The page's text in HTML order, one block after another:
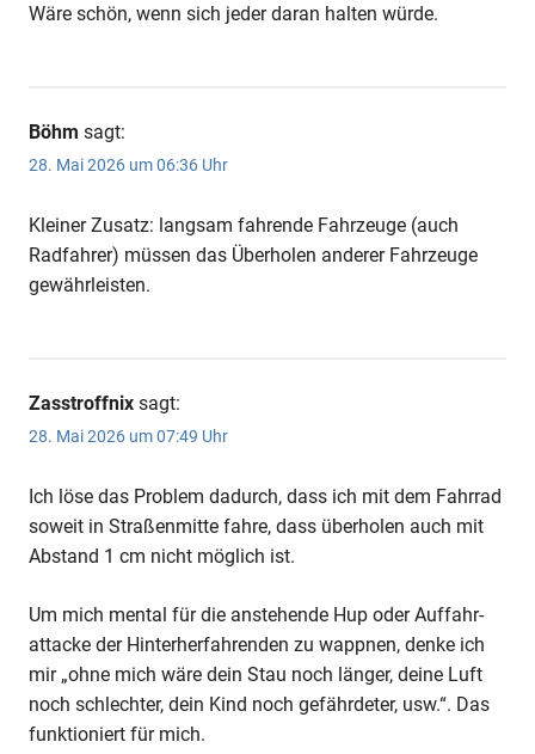
Wäre schön, wenn sich jeder daran halten würde.
Böhm sagt:
28. Mai 2026 um 06:36 Uhr
Kleiner Zusatz: langsam fahrende Fahrzeuge (auch
Radfahrer) müssen das Überholen anderer Fahrzeuge
gewährleisten.
Zasstroffnix sagt:
28. Mai 2026 um 07:49 Uhr
Ich löse das Problem dadurch, dass ich mit dem Fahrrad
soweit in Straßenmitte fahre, dass überholen auch mit
Abstand 1 cm nicht möglich ist.
Um mich mental für die anstehende Hup oder Auffahr-
attacke der Hinterherfahrenden zu wappnen, denke ich
mir „ohne mich wäre dein Stau noch länger, deine Luft
noch schlechter, dein Kind noch gefährdeter, usw.“. Das
funktioniert für mich.